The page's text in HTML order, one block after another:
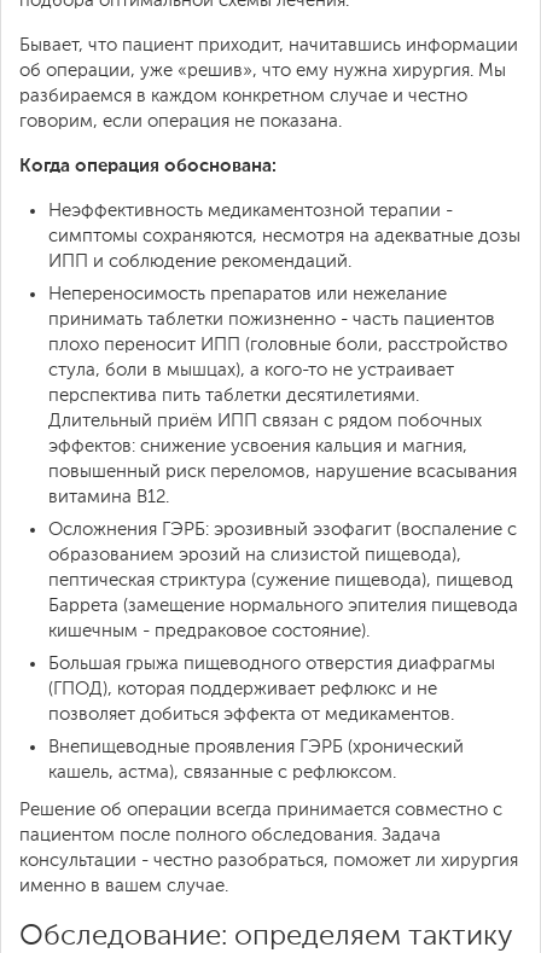
Бывает, что пациент приходит, начитавшись информации
об операции, уже «решив», что ему нужна хирургия. Мы
разбираемся в каждом конкретном случае и честно
говорим, если операция не показана.
Когда операция обоснована:
Неэффективность медикаментозной терапии -
симптомы сохраняются, несмотря на адекватные дозы
ИПП и соблюдение рекомендаций.
Непереносимость препаратов или нежелание
принимать таблетки пожизненно - часть пациентов
плохо переносит ИПП (головные боли, расстройство
стула, боли в мышцах), а кого-то не устраивает
перспектива пить таблетки десятилетиями.
Длительный приём ИПП связан с рядом побочных
эффектов: снижение усвоения кальция и магния,
повышенный риск переломов, нарушение всасывания
витамина B12.
Осложнения ГЭРБ: эрозивный эзофагит (воспаление с
образованием эрозий на слизистой пищевода),
пептическая стриктура (сужение пищевода), пищевод
Баррета (замещение нормального эпителия пищевода
кишечным - предраковое состояние).
Большая грыжа пищеводного отверстия диафрагмы
(ГПОД), которая поддерживает рефлюкс и не
позволяет добиться эффекта от медикаментов.
Внепищеводные проявления ГЭРБ (хронический
кашель, астма), связанные с рефлюксом.
Решение об операции всегда принимается совместно с
пациентом после полного обследования. Задача
консультации - честно разобраться, поможет ли хирургия
именно в вашем случае.
Обследование: определяем тактику